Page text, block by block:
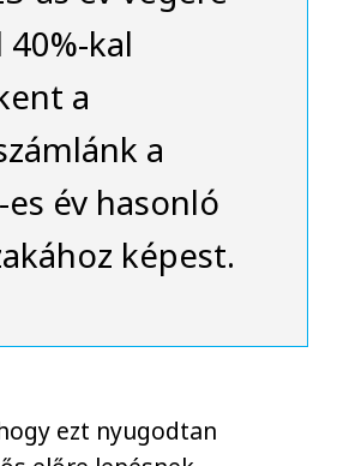
40%-kal
a
a
év hasonló
képest.
ezt nyugodtan